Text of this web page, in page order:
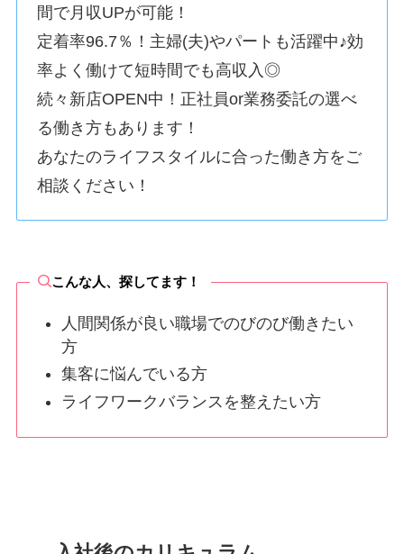
間で月収UPが可能！
定着率96.7％！主婦(夫)やパートも活躍中♪効
率よく働けて短時間でも高収入◎
続々新店OPEN中！正社員or業務委託の選べ
る働き方もあります！
あなたのライフスタイルに合った働き方をご
相談ください！
こんな人、探してます！
人間関係が良い職場でのびのび働きたい
方
集客に悩んでいる方
ライフワークバランスを整えたい方